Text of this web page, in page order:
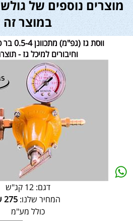
מוצרים נוספים של
במוצר זה
ווסת גז
וחיבורים למיכל גז -
דגם: 12 קג"ש
המחיר שלנו:275
כולל מע"מ